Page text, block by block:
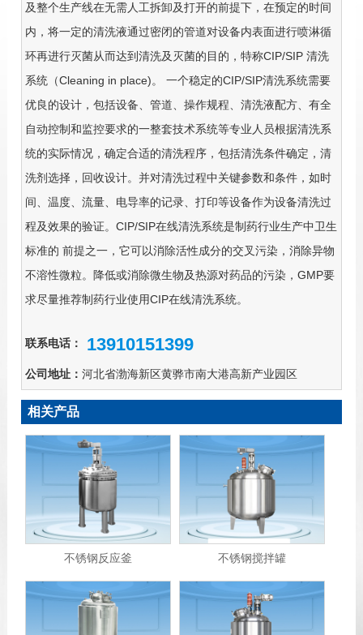
及整个生产线在无需人工拆卸及打开的前提下，在预定的时间
内，将一定的清洗液通过密闭的管道对设备内表面进行喷淋循
环再进行灭菌从而达到清洗及灭菌的目的，特称CIP/SIP 清洗
系统（Cleaning in place)。 一个稳定的CIP/SIP清洗系统需要
优良的设计，包括设备、管道、操作规程、清洗液配方、有全
自动控制和监控要求的一整套技术系统等专业人员根据清洗系
统的实际情况，确定合适的清洗程序，包括清洗条件确定，清
洗剂选择，回收设计。并对清洗过程中关键参数和条件，如时
间、温度、流量、电导率的记录、打印等设备作为设备清洗过
程及效果的验证。CIP/SIP在线清洗系统是制药行业生产中卫生
标准的 前提之一，它可以消除活性成分的交叉污染，消除异物
不溶性微粒。降低或消除微生物及热源对药品的污染，GMP要
求尽量推荐制药行业使用CIP在线清洗系统。
联系电话： 13910151399
公司地址：河北省渤海新区黄骅市南大港高新产业园区
相关产品
不锈钢反应釜 不锈钢搅拌罐